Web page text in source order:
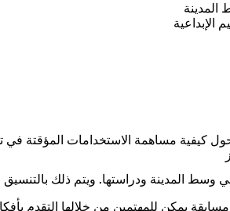
كيفية مساهمة الاستخدامات المؤقتة في
وسط المدينة ودراستها. ويتم ذلك
مسابقة يمكن للمهتمين من خلالها التقدم